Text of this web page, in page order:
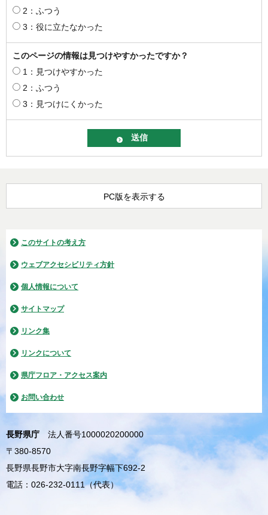
2：ふつう
3：役に立たなかった
このページの情報は見つけやすかったですか？
1：見つけやすかった
2：ふつう
3：見つけにくかった
PC版を表示する
このサイトの考え方
ウェブアクセシビリティ方針
個人情報について
サイトマップ
リンク集
リンクについて
県庁フロア・アクセス案内
お問い合わせ
長野県庁
法人番号1000020200000
〒380-8570
長野県長野市大字南長野字幅下692-2
電話：026-232-0111（代表）